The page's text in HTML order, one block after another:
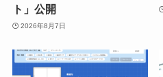
ト」公開
2026年8月7日